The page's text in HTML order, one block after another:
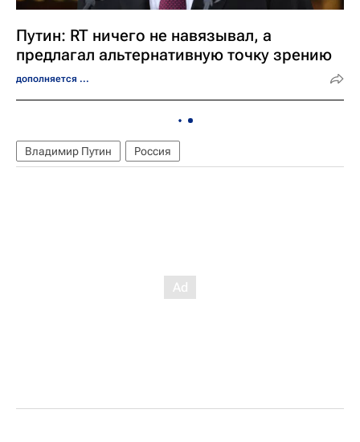
Путин: RT ничего не навязывал, а
предлагал альтернативную точку зрению
дополняется ...
Владимир Путин Россия